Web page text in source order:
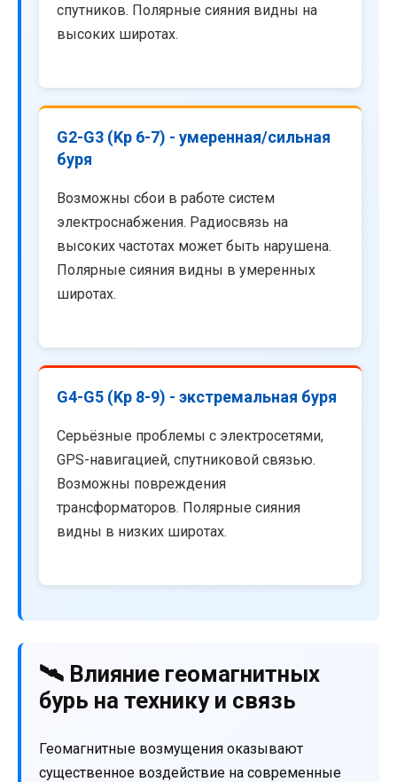
спутников. Полярные сияния видны на
высоких широтах.
G2-G3 (Kp 6-7) - умеренная/сильная
буря
Возможны сбои в работе систем
электроснабжения. Радиосвязь на
высоких частотах может быть нарушена.
Полярные сияния видны в умеренных
широтах.
G4-G5 (Kp 8-9) - экстремальная буря
Серьёзные проблемы с электросетями,
GPS-навигацией, спутниковой связью.
Возможны повреждения
трансформаторов. Полярные сияния
видны в низких широтах.
🛰️ Влияние геомагнитных
бурь на технику и связь
Геомагнитные возмущения оказывают
существенное воздействие на современные